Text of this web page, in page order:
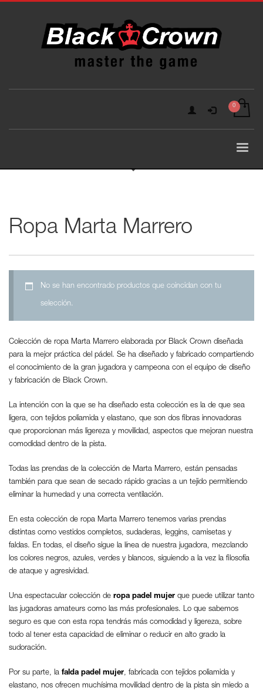
Ropa Marta Marrero
No se han encontrado productos que coincidan con tu
selección.
Colección de ropa Marta Marrero elaborada por Black Crown diseñada
para la mejor práctica del pádel. Se ha diseñado y fabricado compartiendo
el conocimiento de la gran jugadora y campeona con el equipo de diseño
y fabricación de Black Crown.
La intención con la que se ha diseñado esta colección es la de que sea
ligera, con tejidos poliamida y elastano, que son dos fibras innovadoras
que proporcionan más ligereza y movilidad, aspectos que mejoran nuestra
comodidad dentro de la pista.
Todas las prendas de la colección de Marta Marrero, están pensadas
también para que sean de secado rápido gracias a un tejido permitiendo
eliminar la humedad y una correcta ventilación.
En esta colección de ropa Marta Marrero tenemos varias prendas
distintas como vestidos completos, sudaderas, leggins, camisetas y
faldas. En todas, el diseño sigue la línea de nuestra jugadora, mezclando
los colores negros, azules, verdes y blancos, siguiendo a la vez la filosofía
de ataque y agresividad.
Una espectacular colección de ropa padel mujer que puede utilizar tanto
las jugadoras amateurs como las más profesionales. Lo que sabemos
seguro es que con esta ropa tendrás más comodidad y ligereza, sobre
todo al tener esta capacidad de eliminar o reducir en alto grado la
sudoración.
Por su parte, la falda padel mujer, fabricada con tejidos poliamida y
elastano, nos ofrecen muchísima movilidad dentro de la pista sin miedo a